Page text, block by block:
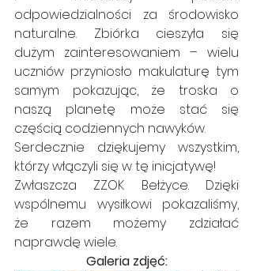
odpowiedzialności za środowisko
naturalne. Zbiórka cieszyła się
dużym zainteresowaniem – wielu
uczniów przyniosło makulaturę tym
samym pokazując, że troska o
naszą planetę może stać się
częścią codziennych nawyków.
Serdecznie dziękujemy wszystkim,
którzy włączyli się w tę inicjatywę!
Zwłaszcza ZZOK Bełżyce. Dzięki
wspólnemu wysiłkowi pokazaliśmy,
że razem możemy zdziałać
naprawdę wiele.
Galeria zdjęć: